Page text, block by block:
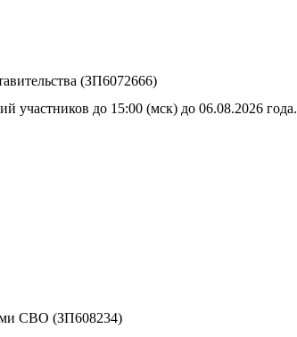
(ЗП6072666)
участников до 15:00 (мск) до 06.08.2026 года.
СВО (ЗП608234)